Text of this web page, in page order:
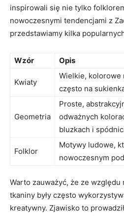
inspirowali się nie tylko
nowoczesnymi tendencjami z
przedstawiamy kilka
Wzór Opis
Kwiaty
Wielkie, kolorowe
często na
Geometria
Proste,
odważnych
bluzkach i
Folklor
Motywy ludowe,
nowoczesnym
Warto zauważyć, że ze względu
tkaniny były często
kreatywny. Zjawisko to